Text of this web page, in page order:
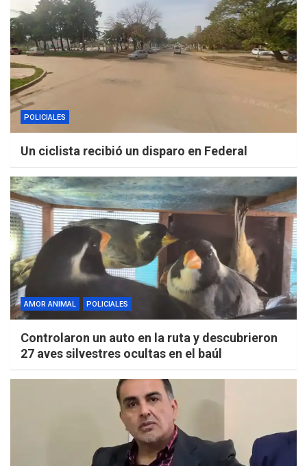
POLICIALES
Un ciclista recibió un disparo en Federal
AMOR ANIMAL POLICIALES
Controlaron un auto en la ruta y descubrieron
27 aves silvestres ocultas en el baúl